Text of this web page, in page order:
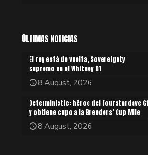
ÚLTIMAS NOTICIAS
El rey está de vuelta, Sovereignty
supremo en el Whitney G1
8 August, 2026
Deterministic: héroe del Fourstardave G1
y obtiene cupo a la Breeders’ Cup Mile
8 August, 2026